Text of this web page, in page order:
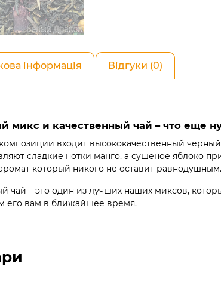
інформація Відгуки (0)
микс и качественный чай – что еще
входит высококачественный
сладкие нотки манго, а сушеное яблоко
который никого не оставит равнодушным.
– это один из лучших наших миксов,
его вам в ближайшее время.